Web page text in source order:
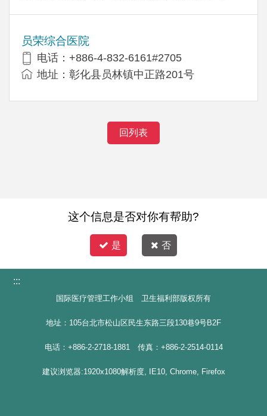
员荣综合医院
电话：+886-4-832-6161#2705
地址：彰化县员林镇中正路201号
回列表
这个信息是否对你有帮助?
是 否
:::
国际医疗管理工作小组 卫生福利部版权所有
地址：105台北市松山区民生东路三段130巷9号B2F
电话：+886-2-2718-1881 传真：+886-2-2514-0114
建议浏览器:1920x1080解析度, IE10, Chrome, Firefox